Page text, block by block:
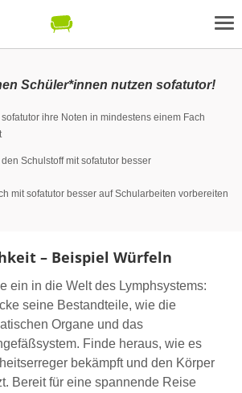
Schüler*innen nutzen sofatutor!
sofatutor ihre Noten in mindestens einem Fach
Schulstoff mit sofatutor besser
mit sofatutor besser auf Schularbeiten vorbereiten
– Beispiel Würfeln
ein in die Welt des Lymphsystems:
seine Bestandteile, wie die
Organe und das
Finde heraus, wie es
bekämpft und den Körper
Bereit für eine spannende Reise